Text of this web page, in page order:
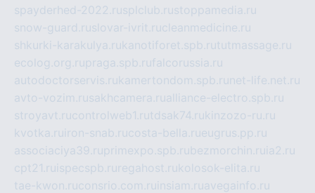
spayderhed-2022.rusplclub.rustoppamedia.ru
snow-guard.ruslovar-ivrit.rucleanmedicine.ru
shkurki-karakulya.rukanotiforet.spb.rututmassage.ru
ecolog.org.rupraga.spb.rufalcorussia.ru
autodoctorservis.rukamertondom.spb.ru net-life.net.ru
avto-vozim.rusakhcamera.rualliance-electro.spb.ru
stroyavt.rucontrolweb1.rutdsak74.rukinzozo-ru.ru
kvotka.ru iron-snab.rucosta-bella.rueugrus.pp.ru
associaciya39.ruprimexpo.spb.rubezmorchin.ru ia2.ru
cpt21.ru ispecspb.ru regahost.rukolosok-elita.ru
tae-kwon.ruconsrio.com.ru insiam.ruavegainfo.ru